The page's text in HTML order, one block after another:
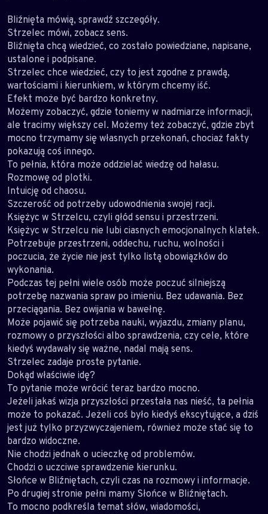
Bliźnięta mówią, sprawdź szczegóły.
Strzelec mówi, zobacz sens.
Bliźnięta chcą wiedzieć, co zostało powiedziane, napisane,
ustalone i podpisane.
Strzelec chce wiedzieć, czy to jest zgodne z prawdą,
wartościami i kierunkiem, w którym chcemy iść.
Efekt może być bardzo konkretny.
Możemy zobaczyć, gdzie toniemy w nadmiarze informacji,
ale tracimy większy cel. Możemy też zobaczyć, gdzie zbyt
mocno trzymamy się własnych przekonań, chociaż fakty
pokazują coś innego.
To pełnia, która może oddzielać wiedzę od hałasu.
Rozmowę od plotki.
Intuicję od chaosu.
Szczerość od potrzeby udowodnienia swojej racji.
Księżyc w Strzelcu, czyli głód sensu i przestrzeni.
Księżyc w Strzelcu nie lubi ciasnych emocjonalnych klatek.
Potrzebuje przestrzeni, oddechu, ruchu, wolności i
poczucia, że życie nie jest tylko listą obowiązków do
wykonania.
Podczas tej pełni wiele osób może poczuć silniejszą
potrzebę nazwania spraw po imieniu. Bez udawania. Bez
przeciągania. Bez owijania w bawełnę.
Może pojawić się potrzeba nauki, wyjazdu, zmiany planu,
rozmowy o przyszłości albo sprawdzenia, czy cele, które
kiedyś wydawały się ważne, nadal mają sens.
Strzelec zadaje proste pytanie.
Dokąd właściwie idę?
To pytanie może wrócić teraz bardzo mocno.
Jeżeli jakaś wizja przyszłości przestała nas nieść, ta pełnia
może to pokazać. Jeżeli coś było kiedyś ekscytujące, a dziś
jest już tylko przyzwyczajeniem, również może stać się to
bardzo widoczne.
Nie chodzi jednak o ucieczkę od problemów.
Chodzi o uczciwe sprawdzenie kierunku.
Słońce w Bliźniętach, czyli czas na rozmowy i informacje.
Po drugiej stronie pełni mamy Słońce w Bliźniętach.
To mocno podkreśla temat słów, wiadomości,